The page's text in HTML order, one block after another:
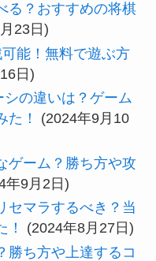
る？おすすめの将棋
23日)
能！無料で遊ぶ方
日)
の違いは？ゲーム
た！
(2024年9月10
ゲーム？勝ち方や攻
年9月2日)
セマラするべき？当
！
(2024年8月27日)
勝ち方や上達するコ